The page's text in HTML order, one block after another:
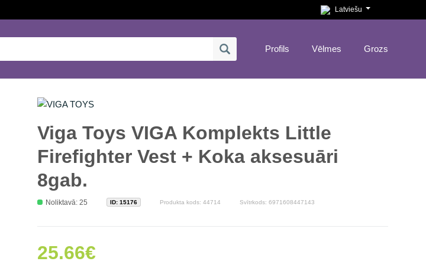
Latviešu
Profils Vēlmes Grozs
Viga Toys VIGA Komplekts Little
Firefighter Vest + Koka aksesuāri
8gab.
Noliktavā: 25 ID: 15176 Produkta kods: 44714 Svītrkods: 6971608447143
25.66€